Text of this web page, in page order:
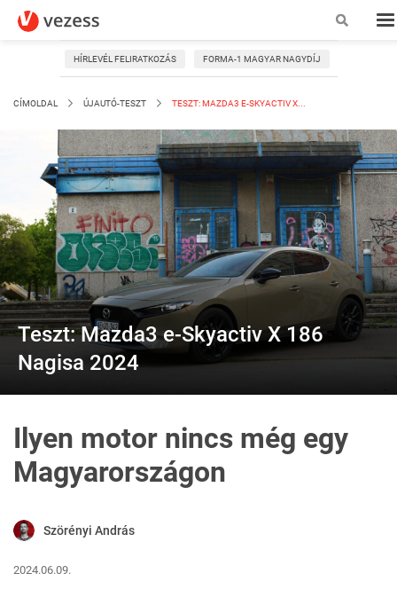
HÍRLEVÉL FELIRATKOZÁS FORMA-1 MAGYAR NAGYDÍJ
CÍMOLDAL ÚJAUTÓ-TESZT TESZT: MAZDA3 E-SKYACTIV X...
Teszt: Mazda3 e-Skyactiv X 186
Nagisa 2024
Ilyen motor nincs még egy
Magyarországon
Szörényi András
2024.06.09.